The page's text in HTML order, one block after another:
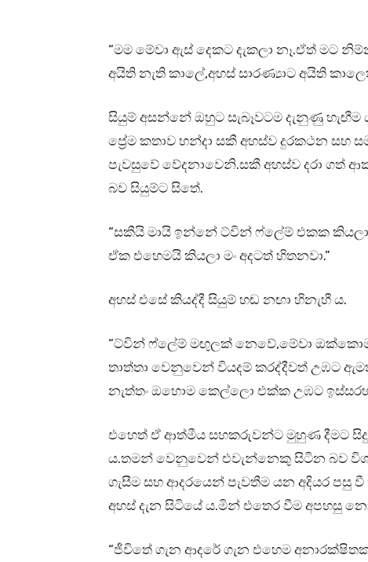
“මම මේවා ඇස් දෙකට දැකලා නෑ.ඒත් මට
අයිති නැති කාලේ,අහස් සාරණ්‍යාට අයිති
සියුම් අසන්නේ ඔහුට සැබෑවටම දැනුණු
ප්‍රේම කතාව හන්දා සකී අහස්ව දුරකථන සහ
පැවසුවේ වේදනාවෙනි.සකී අහස්ව දරා ගත්
බව සියුම්ට සිතේ.
“සකීයි මායි ඉන්නේ ට්වින් ෆ්ලේම් එකක
ඒක එහෙමයි කියලා මං අදටත් හිතනවා.”
අහස් එසේ කියද්දී සියුම් හඬ නඟා හිනැහී ය.
“ට්වින් ෆ්ලේම් මඟුලක් නෙවේ,මේවා
තාත්තා වෙනුවෙන් වියදම් කරද්දීවත් උඹට
නැත්තං ඔහොම කෙල්ලො එක්ක උඹට
එහෙත් ඒ ආත්මීය සහකරුවන්ට මුහුණ දීමට
ය.තමන් වෙනුවෙන් එවැන්නෙකු සිටින බව
ගැසීම සහ ආදරයෙන් පැවතීම යන අදියර පසු
අහස් දැන සිටියේ ය.මින් එතෙර වීම අපහසු
“ජීවිතේ ගැන ආදරේ ගැන එහෙම